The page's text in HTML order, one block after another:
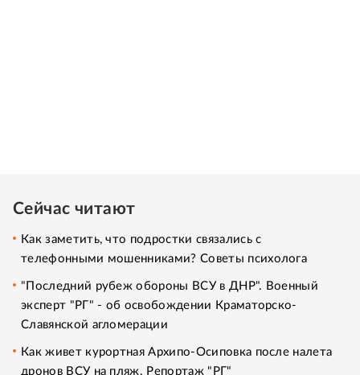
Сейчас читают
Как заметить, что подростки связались с
телефонными мошенниками? Советы психолога
"Последний рубеж обороны ВСУ в ДНР". Военный
эксперт "РГ" - об освобождении Краматорско-
Славянской агломерации
Как живет курортная Архипо-Осиповка после налета
дронов ВСУ на пляж. Репортаж "РГ"